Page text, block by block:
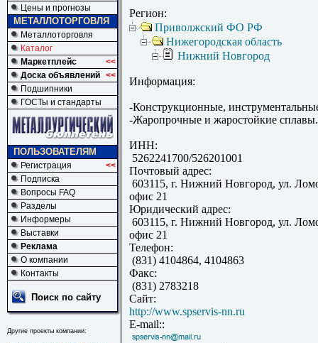
Цены и прогнозы
МЕТАЛЛОТОРГОВЛЯ
Металлоторговля
Каталог
Маркетплейс
<<
Доска объявлений <<
Подшипники
ГОСТы и стандарты
ПОЛЬЗОВАТЕЛЯМ
Регистрация
<<
Подписка
Вопросы FAQ
Разделы
Информеры
Выставки
Реклама
О компании
Контакты
Поиск по сайту
Другие проекты компании:
Регион:
Приволжский ФО РФ
Нижегородская область
Нижний Новгород
Информация:
-Конструкционные,
-Жаропрочные и жаростойкие сплавы.
ИНН:
5262241700/526201001
Почтовый адрес:
603115, г. Нижний Новгород, ул.
офис 21
Юридический адрес:
603115, г. Нижний Новгород, ул.
офис 21
Телефон:
(831) 4104864, 4104863
Факс:
(831) 2783218
Сайт:
http://www.spservis-nn.ru
E-mail::